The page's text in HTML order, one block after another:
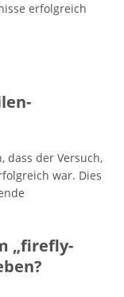
erfolgreich
dass der Versuch,
war. Dies
„firefly-